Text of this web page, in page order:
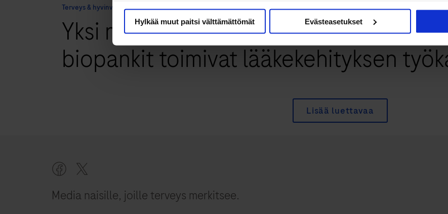
Hylkää muut paitsi välttämättömät Evästeasetukset
Terveys & hyvinvointi
Yksi näyte voi antaa tietoa monesta
biopankit toimivat lääkekehityksen
Lisää luettavaa
Media naisille, joille terveys merkitsee.